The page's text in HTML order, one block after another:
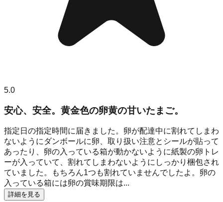
5.0
安心、安全。黄金色の卵黄の甘いたまご。
指定日の指定時間に届きました。卵が配達中に割れてしまわ
ないようにダンボールに卵、取り扱い注意とシールが貼って
あったり、卵の入っている箱が動かないように紙製の卵トレ
ーが入っていて、割れてしまわないようにしっかり梱包され
ていました。もちろん1つも割れていませんでしたよ。卵の
入っている箱には卵の賞味期限は...
詳細を見る